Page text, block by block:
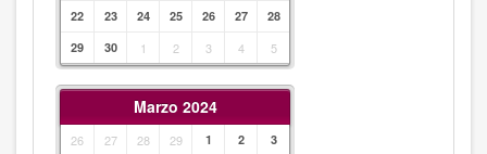
22
23 24 25 26 27
28
29
30 1 2 3 4 5
Marzo 2024
26 27 28 29 1 2
3